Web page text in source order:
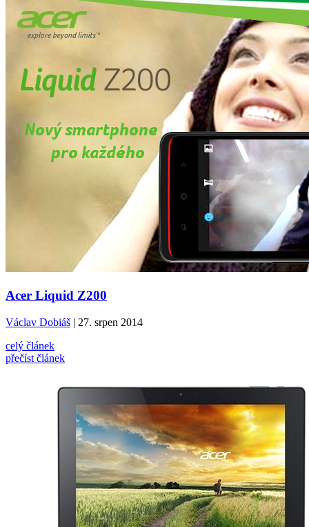
Acer Liquid Z200
Václav Dobiáš| 27. srpen 2014
celý článek
přečíst článek